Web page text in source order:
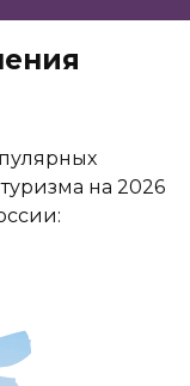
на 2026